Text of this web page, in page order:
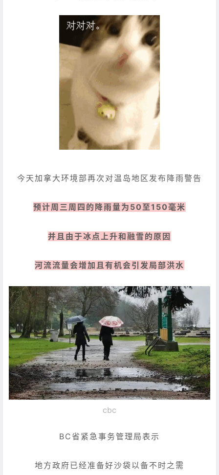
今天加拿大环境部再次对温岛地区发布降雨警告
预计周三周四的降雨量为50至150毫米
并且由于冰点上升和融雪的原因
河流流量会增加且有机会引发局部洪水
cbc
BC省紧急事务管理局表示
地方政府已经准备好沙袋以备不时之需